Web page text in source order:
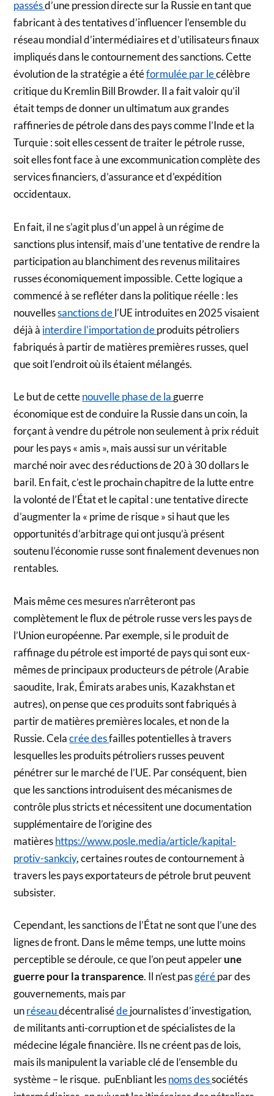
passésd’une pression directe sur la Russie en tant que
fabricant à des tentatives d’influencer l’ensemble du
réseau mondial d’intermédiaires et d’utilisateurs finaux
impliqués dans le contournement des sanctions. Cette
évolution de la stratégie a étéformulée par lecélèbre
critique du Kremlin Bill Browder. Il a fait valoir qu’il
était temps de donner un ultimatum aux grandes
raffineries de pétrole dans des pays comme l’Inde et la
Turquie : soit elles cessent de traiter le pétrole russe,
soit elles font face à une excommunication complète des
services financiers, d’assurance et d’expédition
occidentaux.
En fait, il ne s’agit plus d’un appel à un régime de
sanctions plus intensif, mais d’une tentative de rendre la
participation au blanchiment des revenus militaires
russes économiquement impossible. Cette logique a
commencé à se refléter dans la politique réelle : les
nouvellessanctions del’UE introduites en 2025 visaient
déjà à interdire l’importation deproduits pétroliers
fabriqués à partir de matières premières russes, quel
que soit l’endroit où ils étaient mélangés.
Le but de cettenouvelle phase de laguerre
économique est de conduire la Russie dans un coin, la
forçant à vendre du pétrole non seulement à prix réduit
pour les pays « amis », mais aussi sur un véritable
marché noir avec des réductions de 20 à 30 dollars le
baril. En fait, c’est le prochain chapitre de la lutte entre
la volonté de l’État et le capital : une tentative directe
d’augmenter la « prime de risque » si haut que les
opportunités d’arbitrage qui ont jusqu’à présent
soutenu l’économie russe sont finalement devenues non
rentables.
Mais même ces mesures n’arrêteront pas
complètement le flux de pétrole russe vers les pays de
l’Union européenne. Par exemple, si le produit de
raffinage du pétrole est importé de pays qui sont eux-
mêmes de principaux producteurs de pétrole (Arabie
saoudite, Irak, Émirats arabes unis, Kazakhstan et
autres), on pense que ces produits sont fabriqués à
partir de matières premières locales, et non de la
Russie. Celacrée desfailles potentielles à travers
lesquelles les produits pétroliers russes peuvent
pénétrer sur le marché de l’UE. Par conséquent, bien
que les sanctions introduisent des mécanismes de
contrôle plus stricts et nécessitent une documentation
supplémentaire de l’origine des
matièreshttps://www.posle.media/article/kapital-
protiv-sankciy, certaines routes de contournement à
travers les pays exportateurs de pétrole brut peuvent
subsister.
Cependant, les sanctions de l’État ne sont que l’une des
lignes de front. Dans le même temps, une lutte moins
perceptible se déroule, ce que l’on peut appelerune
guerre pour la transparence. Il n’estpasgérépar des
gouvernements, mais par
unréseaudécentralisédejournalistes d’investigation,
de militants anti-corruption et de spécialistes de la
médecine légale financière. Ils ne créent pas de lois,
mais ils manipulent la variable clé de l’ensemble du
système – le risque. puEnbliant lesnoms dessociétés